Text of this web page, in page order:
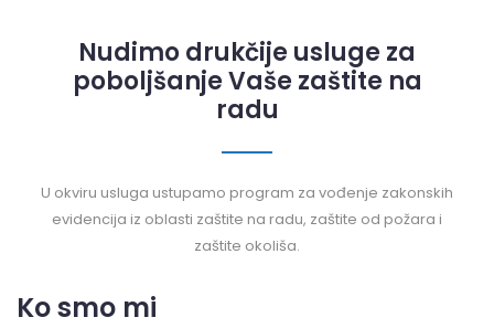
Nudimo drukčije usluge za
poboljšanje Vaše zaštite na
radu
U okviru usluga ustupamo program za vođenje zakonskih
evidencija iz oblasti zaštite na radu, zaštite od požara i
zaštite okoliša.
Ko smo mi